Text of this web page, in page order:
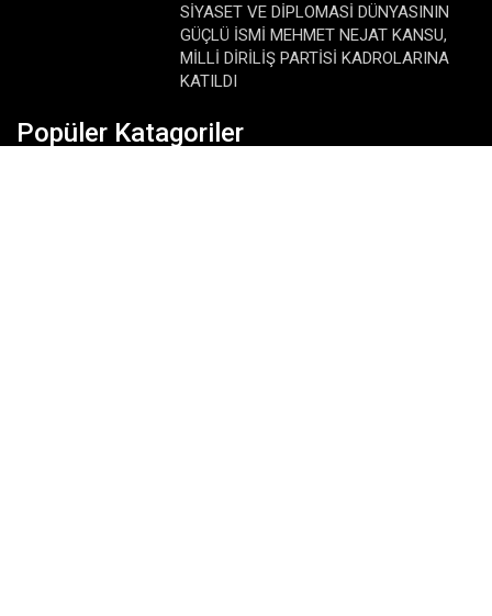
SİYASET VE DİPLOMASİ DÜNYASININ
GÜÇLÜ İSMİ MEHMET NEJAT KANSU,
MİLLİ DİRİLİŞ PARTİSİ KADROLARINA
KATILDI
Popüler Katagoriler